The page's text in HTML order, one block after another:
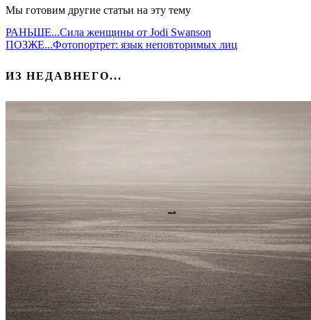
Мы готовим другие статьи на эту тему
РАНЬШЕ...Сила женщины от Jodi Swanson
ПОЗЖЕ...Фотопортрет: язык неповторимых лиц
ИЗ НЕДАВНЕГО...